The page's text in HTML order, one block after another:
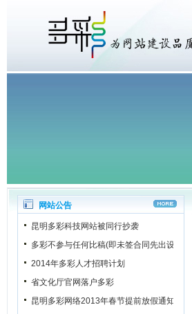
网站公告
昆明多彩科技网站被同行抄袭
多彩不参与任何比稿(即未签合同先出设计稿)
2014年多彩人才招聘计划
省文化厅官网落户多彩
昆明多彩网络2013年春节提前放假通知